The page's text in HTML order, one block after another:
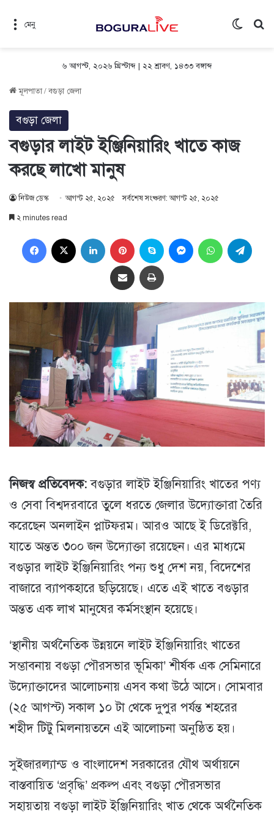
মেনু
৬ আগস্ট, ২০২৬ খ্রিস্টাব্দ| ২২ শ্রাবণ, ১৪৩৩ বঙ্গাব্দ
মূলপাতা/বগুড়া জেলা
বগুড়া জেলা
বগুড়ার লাইট ইঞ্জিনিয়ারিং খাতে কাজ
করছে লাখো মানুষ
নিউজ ডেস্ক আগস্ট ২৫, ২০২৫ সর্বশেষ সংষ্করণ: আগস্ট ২৫, ২০২৫
২ minutes read
Facebook LinkedIn Pinterest Skype MessengerWhatsApp
Share via Email প্রিন্ট
নিজস্ব প্রতিবেদক: বগুড়ার লাইট ইঞ্জিনিয়ারিং খাতের পণ্য
ও সেবা বিশ্বদরবারে তুলে ধরতে জেলার উদ্যোক্তারা তৈরি
করেছেন অনলাইন প্লাটফরম। আরও আছে ই ডিরেক্টরি,
যাতে অন্তত ৩০০ জন উদ্যোক্তা রয়েছেন। এর মাধ্যমে
বগুড়ার লাইট ইঞ্জিনিয়ারিং পন্য শুধু দেশ নয়, বিদেশের
বাজারে ব্যাপকহারে ছড়িয়েছে। এতে এই খাতে বগুড়ার
অন্তত এক লাখ মানুষের কর্মসংস্থান হয়েছে।
‘স্থানীয় অর্থনৈতিক উন্নয়নে লাইট ইঞ্জিনিয়ারিং খাতের
সম্ভাবনায় বগুড়া পৌরসভার ভূমিকা’ শীর্ষক এক সেমিনারে
উদ্যোক্তাদের আলোচনায় এসব কথা উঠে আসে। সোমবার
(২৫ আগস্ট) সকাল ১০ টা থেকে দুপুর পর্যন্ত শহরের
শহীদ টিটু মিলনায়তনে এই আলোচনা অনুষ্ঠিত হয়।
সুইজারল্যান্ড ও বাংলাদেশ সরকারের যৌথ অর্থায়নে
বাস্তবায়িত ‘প্রবৃদ্ধি’ প্রকল্প এবং বগুড়া পৌরসভার
সহায়তায় বগুড়া লাইট ইঞ্জিনিয়ারিং খাত থেকে অর্থনৈতিক